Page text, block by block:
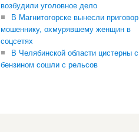
возбудили уголовное дело
В Магнитогорске вынесли приговор
мошеннику, охмурявшему женщин в
соцсетях
В Челябинской области цистерны с
бензином сошли с рельсов